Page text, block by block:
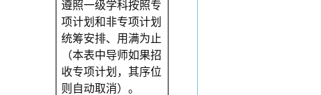
遵照一级学科按照专
项计划和非专项计划
统筹安排、用满为止
（本表中导师如果招
收专项计划，其序位
则自动取消）。